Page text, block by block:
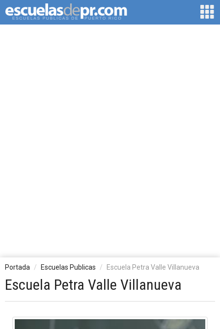
Portada Escuelas Publicas Escuela Petra Valle Villanueva
Escuela Petra Valle Villanueva